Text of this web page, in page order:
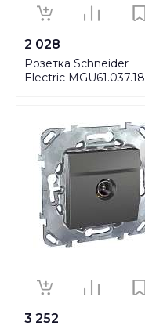
2 028
Розетка Schneider
Electric MGU61.037.18
3 252